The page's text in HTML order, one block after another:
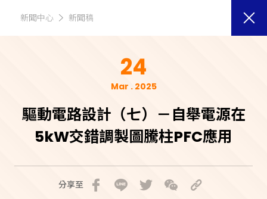
新聞中心 新聞稿
24
Mar . 2025
驅動電路設計（七）－自舉電源在
5kW交錯調製圖騰柱PFC應用
分享至